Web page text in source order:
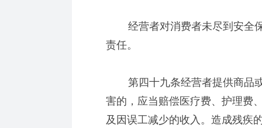
经营者对消费者未尽到安全保
责任。
第四十九条经营者提供商品或
害的，应当赔偿医疗费、护理费
及因误工减少的收入。造成残疾